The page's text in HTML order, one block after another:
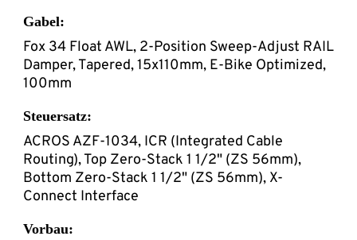
Gabel:
Fox 34 Float AWL, 2-Position Sweep-Adjust RAIL
Damper, Tapered, 15x110mm, E-Bike Optimized,
100mm
Steuersatz:
ACROS AZF-1034, ICR (Integrated Cable
Routing), Top Zero-Stack 1 1/2" (ZS 56mm),
Bottom Zero-Stack 1 1/2" (ZS 56mm), X-
Connect Interface
Vorbau: